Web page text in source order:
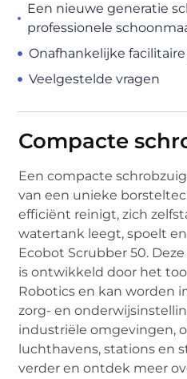
Een nieuwe generatie
professionele
Onafhankelijke
Veelgestelde vragen
Compacte
Een compacte
van een unieke
efficiënt reinigt, zich
watertank leegt, spoelt
Ecobot Scrubber 50.
is ontwikkeld door het
Robotics en kan worden
zorg- en
industriële omgevingen,
luchthavens, stations en
verder en ontdek meer